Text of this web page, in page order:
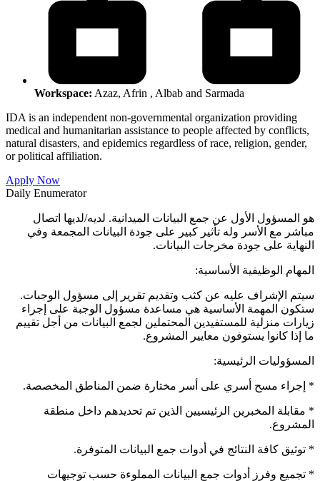
Workspace: Azaz, Afrin , Albab and Sarmada
IDA is an independent non-governmental organization providing
medical and humanitarian assistance to people affected by conflicts,
natural disasters, and epidemics regardless of race, religion, gender,
or political affiliation.
Apply Now
Daily Enumerator
هو المسؤول الأول عن جمع البيانات الميدانية. لديه/لديها اتصال
مباشر مع الأسر وله تأثير كبير على جودة البيانات المجمعة وفي
النهاية على جودة مخرجات البيانات.
المهام الوظيفية الأساسية:
سيتم الإشراف عليه عن كثب وتقديم تقرير إلى مسؤول الوجبات.
ستكون المهمة الأساسية هي مساعدة مسؤول الوجبة على إجراء
زيارات منزلية للمستفيدين المحتملين لجمع البيانات من أجل تقييم
ما إذا كانوا يستوفون معايير المشروع.
المسؤوليات الرئيسية:
* إجراء مسح أسري على أسر مختارة ضمن المناطق المخصصة.
* مقابلة المخبرين الرئيسيين الذين تم تحديدهم داخل منطقة
المشروع.
* توثيق كافة النتائج في أدوات جمع البيانات المتوفرة.
* تجميع وفرز أدوات جمع البيانات المملوءة حسب توجيهات